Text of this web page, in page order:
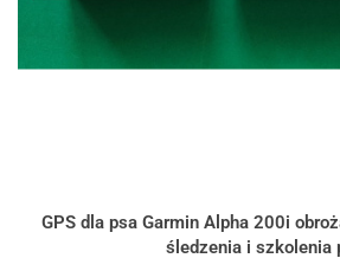
GPS dla psa Garmin Alpha 200i
śledzenia i szkolenia